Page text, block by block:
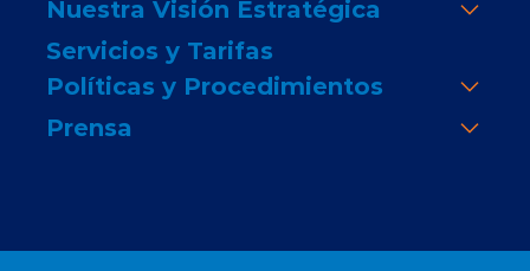
Nuestra Visión Estratégica
Servicios y Tarifas
Políticas y Procedimientos
Prensa